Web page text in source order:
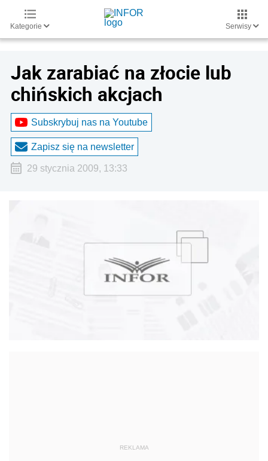
Kategorie Serwisy
Jak zarabiać na złocie lub
chińskich akcjach
Subskrybuj nas na Youtube
Zapisz się na newsletter
29 stycznia 2009, 13:33